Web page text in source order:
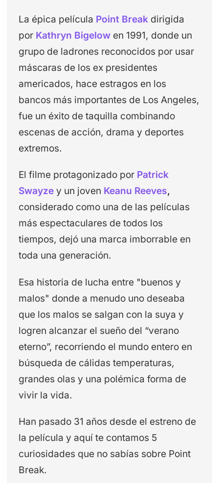
La épica película Point Break dirigida
por Kathryn Bigelow en 1991, donde un
grupo de ladrones reconocidos por usar
máscaras de los ex presidentes
americados, hace estragos en los
bancos más importantes de Los Angeles,
fue un éxito de taquilla combinando
escenas de acción, drama y deportes
extremos.
El filme protagonizado por Patrick
Swayze y un joven Keanu Reeves,
considerado como una de las películas
más espectaculares de todos los
tiempos, dejó una marca imborrable en
toda una generación.
Esa historia de lucha entre "buenos y
malos" donde a menudo uno deseaba
que los malos se salgan con la suya y
logren alcanzar el sueño del “verano
eterno”, recorriendo el mundo entero en
búsqueda de cálidas temperaturas,
grandes olas y una polémica forma de
vivir la vida.
Han pasado 31 años desde el estreno de
la película y aquí te contamos 5
curiosidades que no sabías sobre Point
Break.